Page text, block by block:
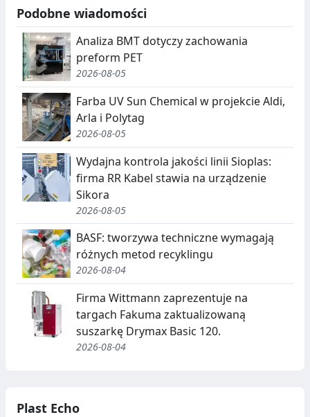
Podobne wiadomości
Analiza BMT dotyczy zachowania
preform PET
2026-08-05
Farba UV Sun Chemical w projekcie Aldi,
Arla i Polytag
2026-08-05
Wydajna kontrola jakości linii Sioplas:
firma RR Kabel stawia na urządzenie
Sikora
2026-08-05
BASF: tworzywa techniczne wymagają
różnych metod recyklingu
2026-08-04
Firma Wittmann zaprezentuje na
targach Fakuma zaktualizowaną
suszarkę Drymax Basic 120.
2026-08-04
Plast Echo